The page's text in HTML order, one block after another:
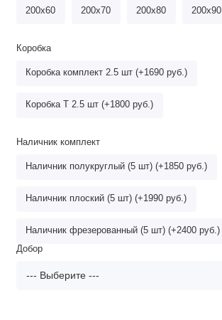
200х60 200х70 200х80 200х90
Коробка
Коробка комплект 2.5 шт (+1690 руб.)
Коробка Т 2.5 шт (+1800 руб.)
Наличник комплект
Наличник полукруглый (5 шт) (+1850 руб.)
Наличник плоский (5 шт) (+1990 руб.)
Наличник фрезерованный (5 шт) (+2400 руб.)
Добор